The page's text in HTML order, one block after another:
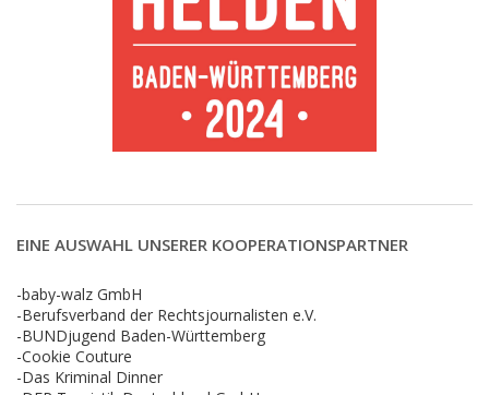
EINE AUSWAHL UNSERER KOOPERATIONSPARTNER
-baby-walz GmbH
-Berufsverband der Rechtsjournalisten e.V.
-BUNDjugend Baden-Württemberg
-Cookie Couture
-Das Kriminal Dinner